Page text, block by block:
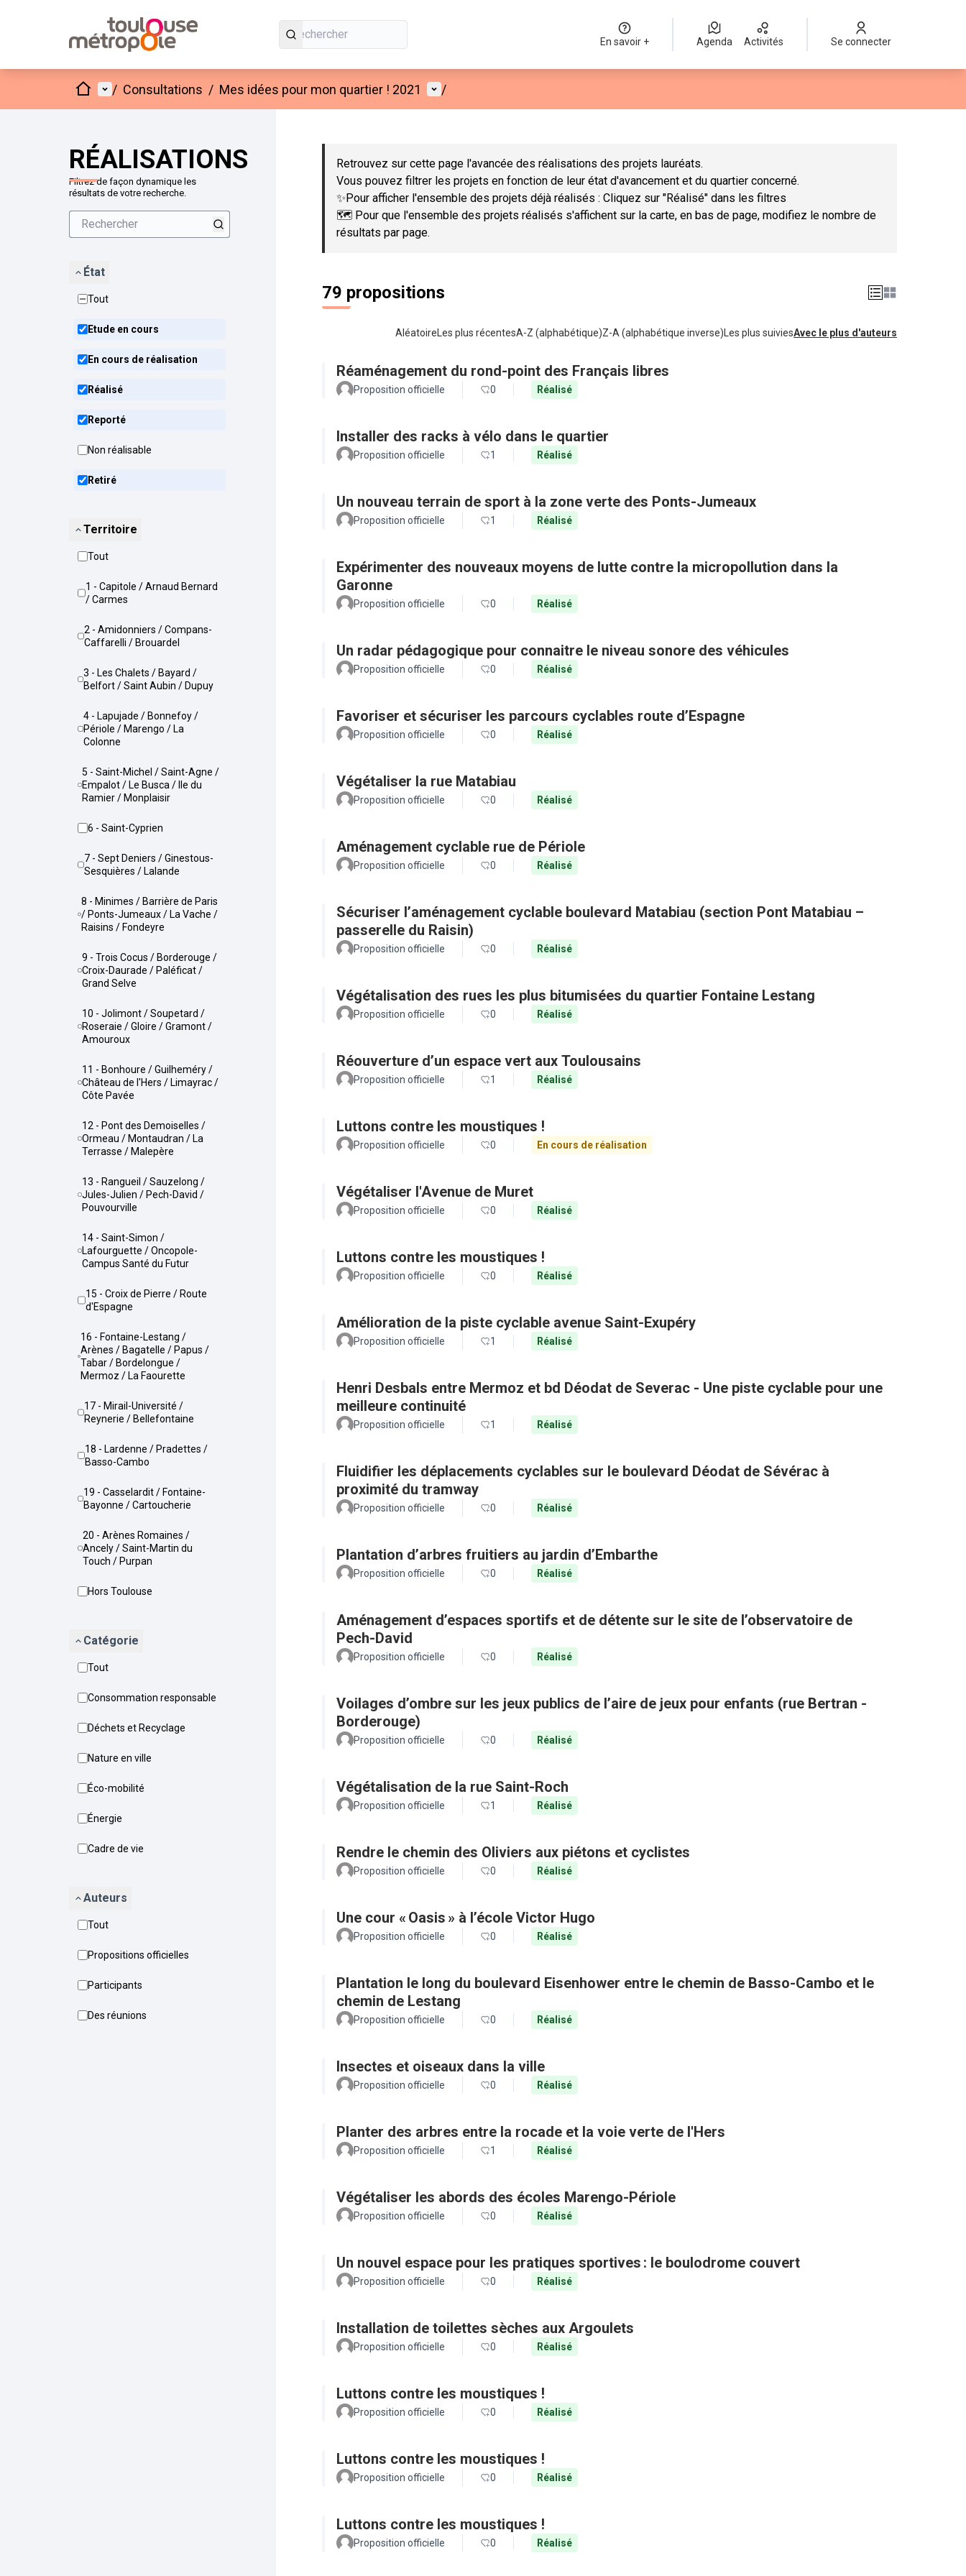
En savoir + Agenda Activités Se connecter
AccueilMenu principal
/ Consultations / Mes idées pour mon quartier ! 2021 Menu utilisateur
/
RÉALISATIONS
Filtrez de façon dynamique les
résultats de votre recherche.
État
Tout
Etude en cours
En cours de réalisation
Réalisé
Reporté
Non réalisable
Retiré
Territoire
Tout
1 - Capitole / Arnaud Bernard
/ Carmes
2 - Amidonniers / Compans-
Caffarelli / Brouardel
3 - Les Chalets / Bayard /
Belfort / Saint Aubin / Dupuy
4 - Lapujade / Bonnefoy /
Périole / Marengo / La
Colonne
5 - Saint-Michel / Saint-Agne /
Empalot / Le Busca / Ile du
Ramier / Monplaisir
6 - Saint-Cyprien
7 - Sept Deniers / Ginestous-
Sesquières / Lalande
8 - Minimes / Barrière de Paris
/ Ponts-Jumeaux / La Vache /
Raisins / Fondeyre
9 - Trois Cocus / Borderouge /
Croix-Daurade / Paléficat /
Grand Selve
10 - Jolimont / Soupetard /
Roseraie / Gloire / Gramont /
Amouroux
11 - Bonhoure / Guilheméry /
Château de l'Hers / Limayrac /
Côte Pavée
12 - Pont des Demoiselles /
Ormeau / Montaudran / La
Terrasse / Malepère
13 - Rangueil / Sauzelong /
Jules-Julien / Pech-David /
Pouvourville
14 - Saint-Simon /
Lafourguette / Oncopole-
Campus Santé du Futur
15 - Croix de Pierre / Route
d'Espagne
16 - Fontaine-Lestang /
Arènes / Bagatelle / Papus /
Tabar / Bordelongue /
Mermoz / La Faourette
17 - Mirail-Université /
Reynerie / Bellefontaine
18 - Lardenne / Pradettes /
Basso-Cambo
19 - Casselardit / Fontaine-
Bayonne / Cartoucherie
20 - Arènes Romaines /
Ancely / Saint-Martin du
Touch / Purpan
Hors Toulouse
Catégorie
Tout
Consommation responsable
Déchets et Recyclage
Nature en ville
Éco-mobilité
Énergie
Cadre de vie
Auteurs
Tout
Propositions officielles
Participants
Des réunions
Passer la carte
Retrouvez sur cette page l'avancée des réalisations des projets lauréats.
Vous pouvez filtrer les projets en fonction de leur état d'avancement et du quartier concerné.
✨Pour afficher l'ensemble des projets déjà réalisés : Cliquez sur "Réalisé" dans les filtres
🗺️ Pour que l'ensemble des projets réalisés s'affichent sur la carte, en bas de page, modifiez le nombre de
résultats par page.
79 propositions
Aléatoire Les plus récentesA-Z (alphabétique)Z-A (alphabétique inverse) Les plus suiviesAvec le plus d'auteurs
Réaménagement du rond-point des Français libres
Proposition officielle 0 Réalisé
Installer des racks à vélo dans le quartier
Proposition officielle 1 Réalisé
Un nouveau terrain de sport à la zone verte des Ponts-Jumeaux
Proposition officielle 1 Réalisé
Expérimenter des nouveaux moyens de lutte contre la micropollution dans la
Garonne
Proposition officielle 0 Réalisé
Un radar pédagogique pour connaitre le niveau sonore des véhicules
Proposition officielle 0 Réalisé
Favoriser et sécuriser les parcours cyclables route d’Espagne
Proposition officielle 0 Réalisé
Végétaliser la rue Matabiau
Proposition officielle 0 Réalisé
Aménagement cyclable rue de Périole
Proposition officielle 0 Réalisé
Sécuriser l’aménagement cyclable boulevard Matabiau (section Pont Matabiau –
passerelle du Raisin)
Proposition officielle 0 Réalisé
Végétalisation des rues les plus bitumisées du quartier Fontaine Lestang
Proposition officielle 0 Réalisé
Réouverture d’un espace vert aux Toulousains
Proposition officielle 1 Réalisé
Luttons contre les moustiques !
Proposition officielle 0 En cours de réalisation
Végétaliser l'Avenue de Muret
Proposition officielle 0 Réalisé
Luttons contre les moustiques !
Proposition officielle 0 Réalisé
Amélioration de la piste cyclable avenue Saint-Exupéry
Proposition officielle 1 Réalisé
Henri Desbals entre Mermoz et bd Déodat de Severac - Une piste cyclable pour une
meilleure continuité
Proposition officielle 1 Réalisé
Fluidifier les déplacements cyclables sur le boulevard Déodat de Sévérac à
proximité du tramway
Proposition officielle 0 Réalisé
Plantation d’arbres fruitiers au jardin d’Embarthe
Proposition officielle 0 Réalisé
Aménagement d’espaces sportifs et de détente sur le site de l’observatoire de
Pech-David
Proposition officielle 0 Réalisé
Voilages d’ombre sur les jeux publics de l’aire de jeux pour enfants (rue Bertran -
Borderouge)
Proposition officielle 0 Réalisé
Végétalisation de la rue Saint-Roch
Proposition officielle 1 Réalisé
Rendre le chemin des Oliviers aux piétons et cyclistes
Proposition officielle 0 Réalisé
Une cour « Oasis » à l’école Victor Hugo
Proposition officielle 0 Réalisé
Plantation le long du boulevard Eisenhower entre le chemin de Basso-Cambo et le
chemin de Lestang
Proposition officielle 0 Réalisé
Insectes et oiseaux dans la ville
Proposition officielle 0 Réalisé
Planter des arbres entre la rocade et la voie verte de l'Hers
Proposition officielle 1 Réalisé
Végétaliser les abords des écoles Marengo-Périole
Proposition officielle 0 Réalisé
Un nouvel espace pour les pratiques sportives : le boulodrome couvert
Proposition officielle 0 Réalisé
Installation de toilettes sèches aux Argoulets
Proposition officielle 0 Réalisé
Luttons contre les moustiques !
Proposition officielle 0 Réalisé
Luttons contre les moustiques !
Proposition officielle 0 Réalisé
Luttons contre les moustiques !
Proposition officielle 0 Réalisé